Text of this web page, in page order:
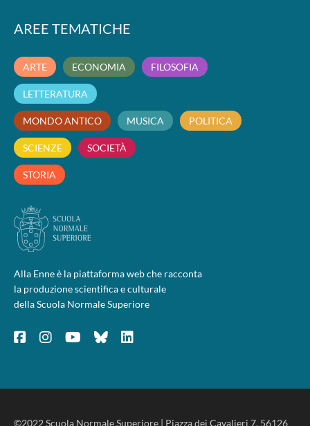
AREE TEMATICHE
ARTE ECONOMIA FILOSOFIA
LETTERATURA
MONDO ANTICO MUSICA POLITICA
SCIENZE SOCIETÀ
STORIA
Alla Enne è la piattaforma web che racconta
la produzione scientifica e culturale
della Scuola Normale Superiore
©2022 Scuola Normale Superiore | Piazza dei Cavalieri 7, 56126